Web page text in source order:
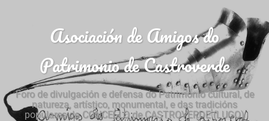
Asociación de Amigos do
Patrimonio de Castroverde
Foro de divulgación e defensa do Patrimonio cultural, de
natureza, artístico, monumental, e das tradicións
populares do CONCELLO de CASTROVERDE (LUGO)